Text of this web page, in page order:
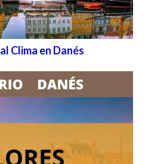
Clima en Danés